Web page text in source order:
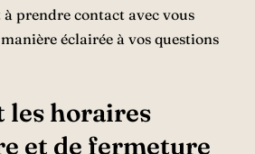
prendre contact avec vous
éclairée à vos questions
les horaires
et de fermeture